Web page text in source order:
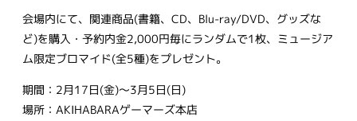
会場内にて、関連商品(書籍、CD、Blu-ray/DVD、グッズな
ど)を購入・予約内金2,000円毎にランダムで1枚、ミュージア
ム限定ブロマイド(全5種)をプレゼント。
期間：2月17日(金)〜3月5日(日)
場所：AKIHABARAゲーマーズ本店